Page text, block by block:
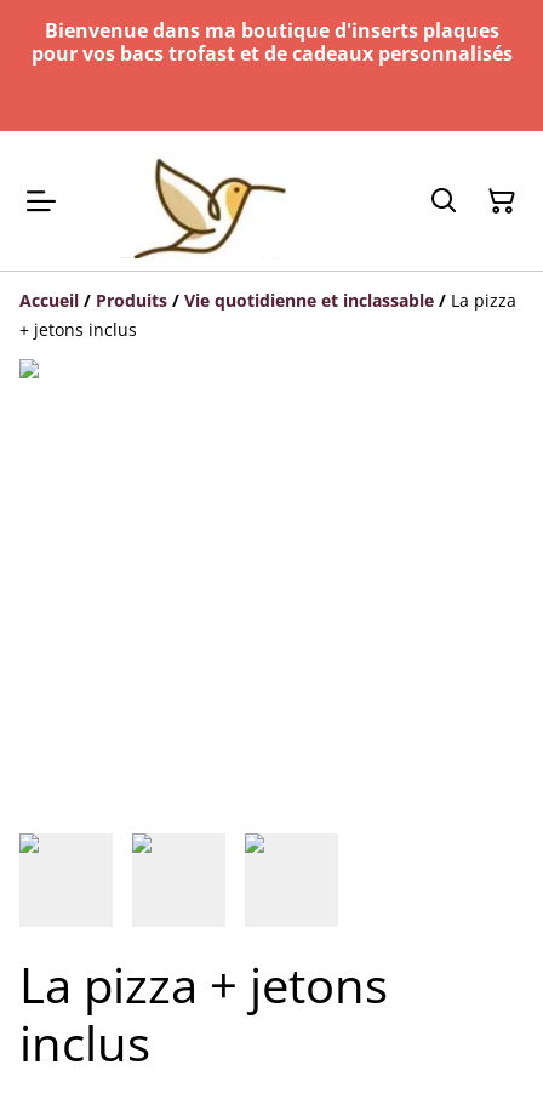
Bienvenue dans ma boutique d'inserts plaques
pour vos bacs trofast et de cadeaux personnalisés
Accueil / Produits / Vie quotidienne et inclassable / La pizza
+ jetons inclus
La pizza + jetons
inclus